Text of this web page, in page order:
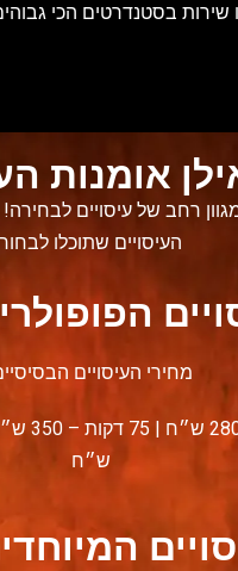
שירות בסטנדרטים הכי
אומנות
רחב של עיסויים
העיסויים שתוכלו לבחור
מחירי העיסויים
ש״ח